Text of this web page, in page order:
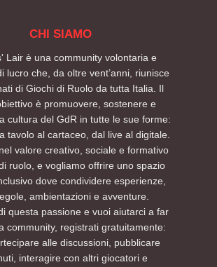
CHI SIAMO
Lair è una community volontaria e
lucro che, da oltre vent’anni, riunisce
di Giochi di Ruolo da tutta Italia. Il
è promuovere, sostenere e
cultura del GdR in tutte le sue forme:
tavolo al cartaceo, dal live al digitale.
valore creativo, sociale e formativo
ruolo, e vogliamo offrire uno spazio
dove condividere esperienze,
ambientazioni e avventure.
questa passione e vuoi aiutarci a far
community, registrati gratuitamente:
alle discussioni, pubblicare
interagire con altri giocatori e